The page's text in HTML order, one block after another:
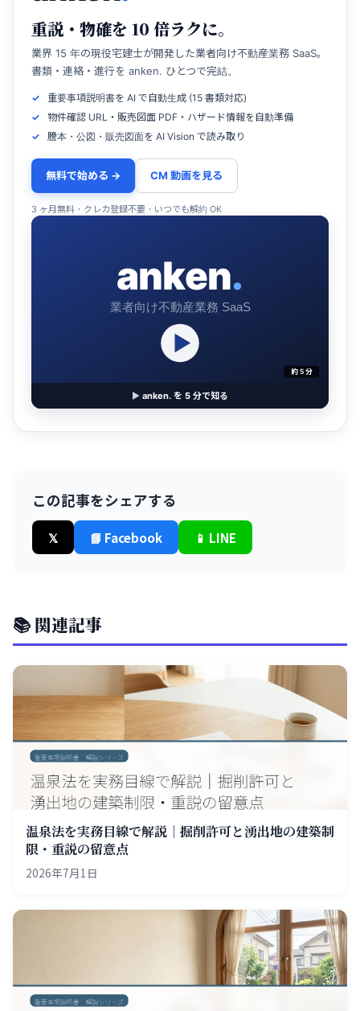
重説・物確を 10 倍ラクに。
業界 15 年の現役宅建士が開発した業者向け不動産業務 SaaS。
書類・連絡・進行を anken. ひとつで完結。
重要事項説明書を AI で自動生成 (15 書類対応)
物件確認 URL・販売図面 PDF・ハザード情報を自動準備
謄本・公図・販売図面を AI Vision で読み取り
無料で始める → CM 動画を見る
3 ヶ月無料・クレカ登録不要・いつでも解約 OK
anken.
業者向け不動産業務 SaaS
約 5 分
▶ anken. を 5 分で知る
この記事をシェアする
𝕏 📘 Facebook 📱 LINE
📚 関連記事
温泉法を実務目線で解説｜掘削許可と湧出地の建築制
限・重説の留意点
2026年7月1日